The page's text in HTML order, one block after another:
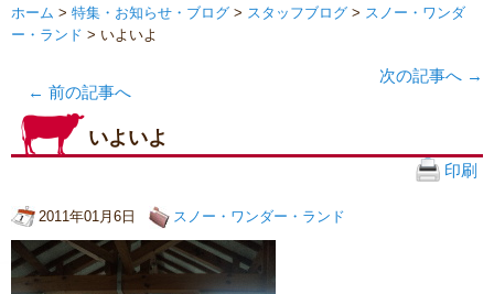
ホーム > 特集・お知らせ・ブログ > スタッフブログ > スノー・ワンダ
ー・ランド > いよいよ
← 前の記事へ
次の記事へ →
いよいよ
印刷
2011年01月6日 スノー・ワンダー・ランド